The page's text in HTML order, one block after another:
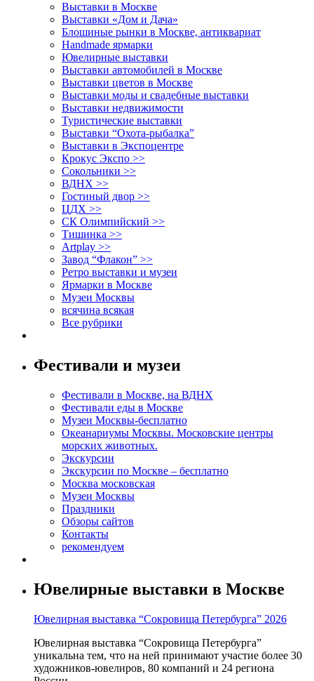
Выставки в Москве
Выставки «Дом и Дача»
Блошиные рынки в Москве, антиквариат
Handmade ярмарки
Ювелирные выставки
Выставки автомобилей в Москве
Выставки цветов в Москве
Выставки моды и свадебные выставки
Выставки недвижимости
Туристические выставки
Выставки “Охота-рыбалка”
Выставки в Экспоцентре
Крокус Экспо >>
Сокольники >>
ВДНХ >>
Гостиный двор >>
ЦДХ >>
СК Олимпийский >>
Тишинка >>
Artplay >>
Завод “Флакон” >>
Ретро выставки и музеи
Ярмарки в Москве
Музеи Москвы
всячина всякая
Все рубрики
Фестивали и музеи
Фестивали в Москве, на ВДНХ
Фестивали еды в Москве
Музеи Москвы-бесплатно
Океанариумы Москвы. Московские центры
морских животных.
Экскурсии
Экскурсии по Москве – бесплатно
Москва московская
Музеи Москвы
Праздники
Обзоры сайтов
Контакты
рекомендуем
Ювелирные выставки в Москве
Ювелирная выставка “Сокровища Петербурга” 2026
Ювелирная выставка “Сокровища Петербурга”
уникальна тем, что на ней принимают участие более 30
художников-ювелиров, 80 компаний и 24 региона